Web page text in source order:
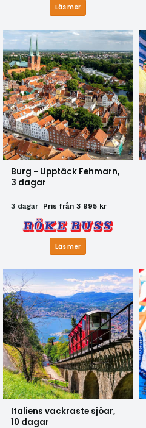
Läs mer
Burg - Upptäck Fehmarn,
3 dagar
3 dagar Pris från 3 995 kr
Läs mer
Italiens vackraste sjöar,
10 dagar